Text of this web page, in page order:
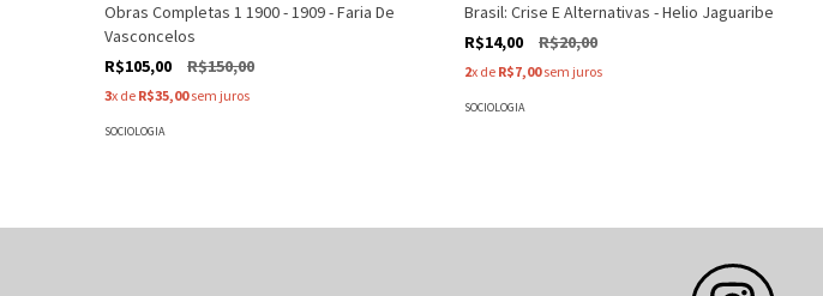
Obras Completas 1 1900 - 1909 - Faria De
Vasconcelos
R$105,00
R$150,00
3x de R$35,00sem juros
SOCIOLOGIA
Brasil: Crise E Alternativas - Helio Jaguaribe
R$14,00
R$20,00
2x de R$7,00sem juros
SOCIOLOGIA